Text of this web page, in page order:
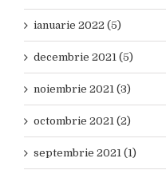
ianuarie 2022 (5)
decembrie 2021 (5)
noiembrie 2021 (3)
octombrie 2021 (2)
septembrie 2021 (1)